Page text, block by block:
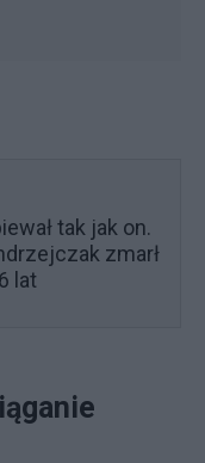
tak jak on.
zmarł
lat